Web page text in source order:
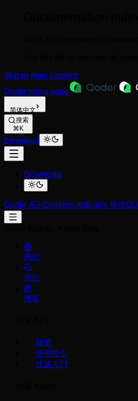
Skip to main content
Qoder home page
简体中文
搜索
⌘K
Download
Download
Qoder 系列DesktopJetBrains 插件CLI
网站
论坛
博客
概览
使用指引
快速入门